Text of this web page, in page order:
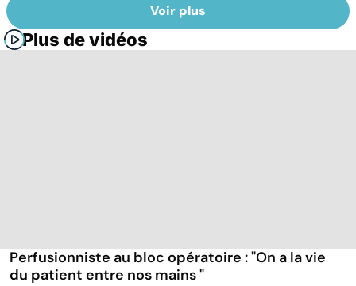
Voir plus
Plus de vidéos
Perfusionniste au bloc opératoire : "On a la vie
du patient entre nos mains "